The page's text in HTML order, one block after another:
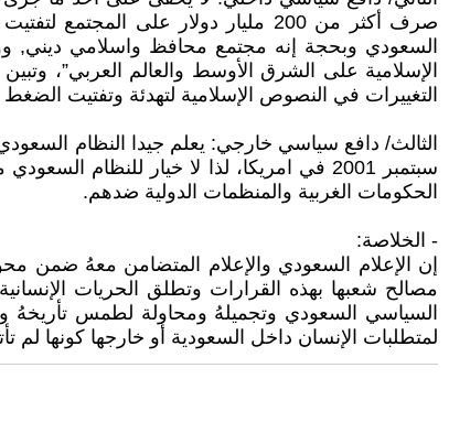
صرف أكثر من 200 مليار دولار على
السعودي وبحجة إنه مجتمع محافظ واسلامي ديني,
الإسلامية على الشرق الأوسط والعالم العربي”،
التغييرات في النصوص الإسلامية لتهدئة وتفتيت
سبتمبر 2001 في امريكا، لذا لا خيار
الحكومات الغربية والمنظمات الدولية ضدهم.
- الخلاصة:
إن الإعلام السعودي والإعلام المتضامن معهُ ضمن
مصالح شعبها بهذه القرارات وتطلق الحريات
السياسي السعودي وتجميلهُ ومحاولة لطمس تأريخهُ
لمتطلبات الإنسان داخل السعودية أو خارجها كونها لم